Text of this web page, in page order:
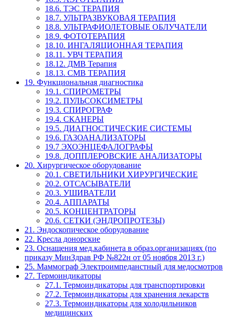
18.6. ТЭС ТЕРАПИЯ
18.7. УЛЬТРАЗВУКОВАЯ ТЕРАПИЯ
18.8. УЛЬТРАФИОЛЕТОВЫЕ ОБЛУЧАТЕЛИ
18.9. ФОТОТЕРАПИЯ
18.10. ИНГАЛЯЦИОННАЯ ТЕРАПИЯ
18.11. УВЧ ТЕРАПИЯ
18.12. ДМВ Терапия
18.13. СМВ ТЕРАПИЯ
19. Функциональная диагностика
19.1. СПИРОМЕТРЫ
19.2. ПУЛЬСОКСИМЕТРЫ
19.3. СПИРОГРАФ
19.4. СКАНЕРЫ
19.5. ДИАГНОСТИЧЕСКИЕ СИСТЕМЫ
19.6. ГАЗОАНАЛИЗАТОРЫ
19.7 ЭХОЭНЦЕФАЛОГРАФЫ
19.8. ДОППЛЕРОВСКИЕ АНАЛИЗАТОРЫ
20. Хирургическое оборудование
20.1. СВЕТИЛЬНИКИ ХИРУРГИЧЕСКИЕ
20.2. ОТСАСЫВАТЕЛИ
20.3. УШИВАТЕЛИ
20.4. АППАРАТЫ
20.5. КОНЦЕНТРАТОРЫ
20.6. СЕТКИ (ЭНДРОПРОТЕЗЫ)
21. Эндоскопическое оборудование
22. Кресла донорские
23. Оснащения мед.кабинета в образ.организациях (по
приказу МинЗдрав РФ №822н от 05 ноября 2013 г.)
25. Маммограф Электроимпеданстный для медосмотров
27. Термоиндикаторы
27.1. Термоиндикаторы для транспортировки
27.2. Термоиндикаторы для хранения лекарств
27.3. Термоиндикаторы для холодильников
медицинских